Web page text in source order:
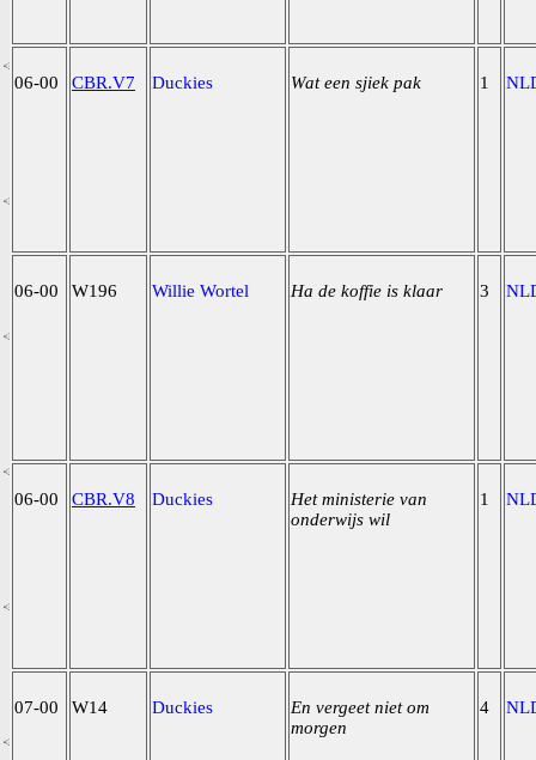
06-00 CBR.V7 Duckies Wat een sjiek pak 1
06-00 W196 Willie Wortel Ha de koffie is klaar 3
06-00 CBR.V8 Duckies
Het ministerie van
onderwijs wil
1
07-00 W14 Duckies
En vergeet niet om
morgen
4